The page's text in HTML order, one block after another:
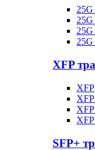
25G
XFP
XFP
SFP+